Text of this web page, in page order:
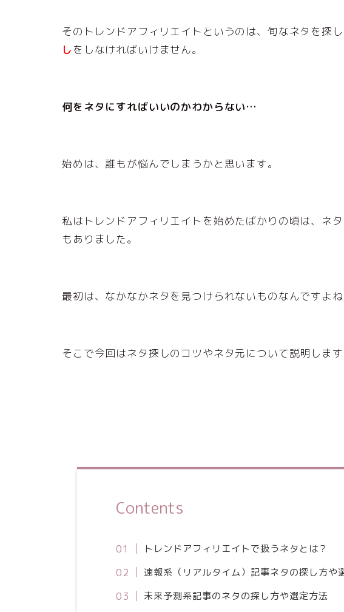
そのトレンドアフィリエイトというのは、旬なネタを探
し をしなければいけません。
何をネタにすればいいのかわからない…
始めは、誰もが悩んでしまうかと思います。
私はトレンドアフィリエイトを始めたばかりの頃は、ネ
もありました。
最初は、なかなかネタを見つけられないものなんですよね
そこで今回はネタ探しのコツやネタ元について説明します
Contents
トレンドアフィリエイトで扱うネタとは？
速報系（リアルタイム）記事ネタの探し方や
未来予測系記事のネタの探し方や選定方法